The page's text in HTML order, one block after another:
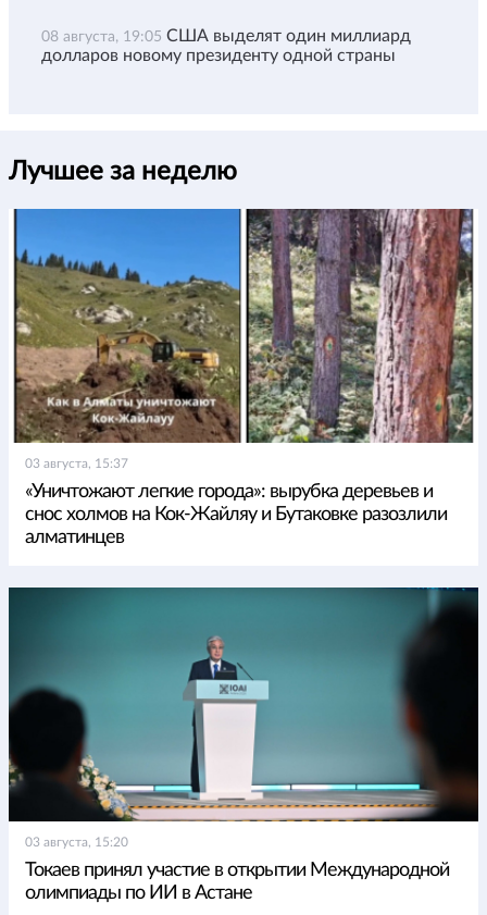
08 августа, 19:05 США выделят один миллиард
долларов новому президенту одной страны
Лучшее за неделю
03 августа, 15:37
«Уничтожают легкие города»: вырубка деревьев и
снос холмов на Кок-Жайляу и Бутаковке разозлили
алматинцев
03 августа, 15:20
Токаев принял участие в открытии Международной
олимпиады по ИИ в Астане